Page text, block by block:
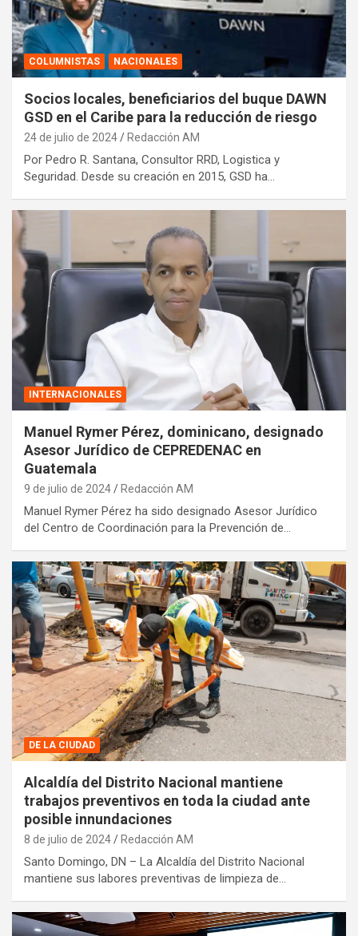
COLUMNISTAS NACIONALES
Socios locales, beneficiarios del buque DAWN
GSD en el Caribe para la reducción de riesgo
24 de julio de 2024 Redacción AM
Por Pedro R. Santana, Consultor RRD, Logistica y
Seguridad. Desde su creación en 2015, GSD ha…
INTERNACIONALES
Manuel Rymer Pérez, dominicano, designado
Asesor Jurídico de CEPREDENAC en
Guatemala
9 de julio de 2024 Redacción AM
Manuel Rymer Pérez ha sido designado Asesor Jurídico
del Centro de Coordinación para la Prevención de…
DE LA CIUDAD
Alcaldía del Distrito Nacional mantiene
trabajos preventivos en toda la ciudad ante
posible innundaciones
8 de julio de 2024 Redacción AM
Santo Domingo, DN – La Alcaldía del Distrito Nacional
mantiene sus labores preventivas de limpieza de…